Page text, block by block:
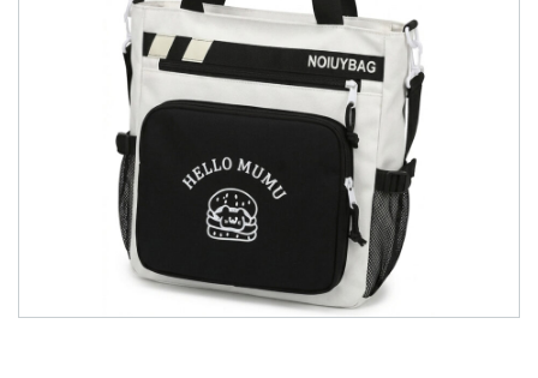
Сумки для ноутбуков
Сумки-тележки хозяйственные
Сумки-рюкзаки на колёсах
Рюкзаки
Рюкзаки городские
Рюкзаки школьные
Рюкзаки подростковые